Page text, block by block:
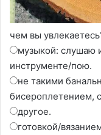
чем вы
музыкой: слушаю
инструменте/пою.
не такими
бисероплетением,
другое.
готовкой/